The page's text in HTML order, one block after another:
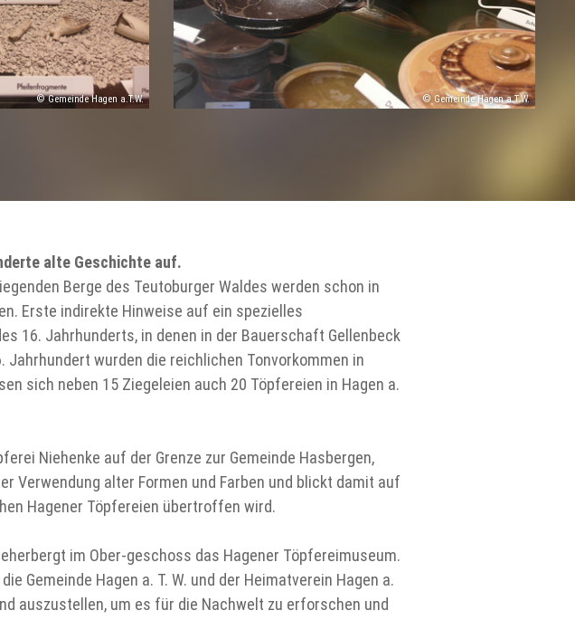
© Gemeinde Hagen a.T.W. © Gemeinde Hagen a.T.W.
alte Geschichte auf.
Berge des Teutoburger Waldes werden schon in
Erste indirekte Hinweise auf ein spezielles
16. Jahrhunderts, in denen in der Bauerschaft Gellenbeck
wurden die reichlichen Tonvorkommen in
sich neben 15 Ziegeleien auch 20 Töpfereien in Hagen a.
Niehenke auf der Grenze zur Gemeinde Hasbergen,
Verwendung alter Formen und Farben und blickt damit auf
Hagener Töpfereien übertroffen wird.
im Ober-geschoss das Hagener Töpfereimuseum.
Gemeinde Hagen a. T. W. und der Heimatverein Hagen a.
auszustellen, um es für die Nachwelt zu erforschen und